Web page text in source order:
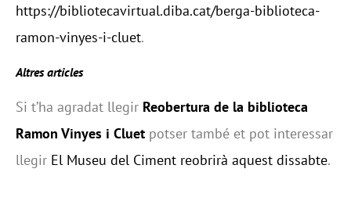
https://bibliotecavirtual.diba.cat/berga-biblioteca-
ramon-vinyes-i-cluet.
Altres articles
Si t’ha agradat llegir Reobertura de la biblioteca
Ramon Vinyes i Cluet potser també et pot interessar
llegir El Museu del Ciment reobrirà aquest dissabte.